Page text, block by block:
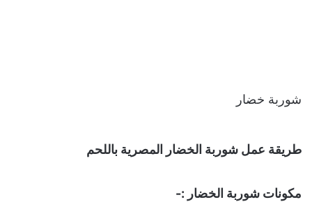
شوربة خضار
طريقة عمل شوربة الخضار المصرية باللحم
مكونات شوربة الخضار :-